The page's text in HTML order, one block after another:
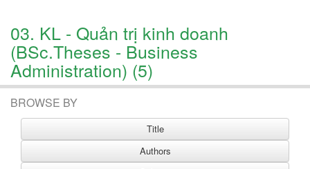
03. KL - Quản trị kinh doanh
(BSc.Theses - Business
Administration) (5)
BROWSE BY